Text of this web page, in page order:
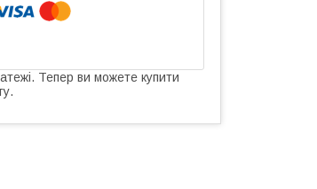
Тепер ви можете купити